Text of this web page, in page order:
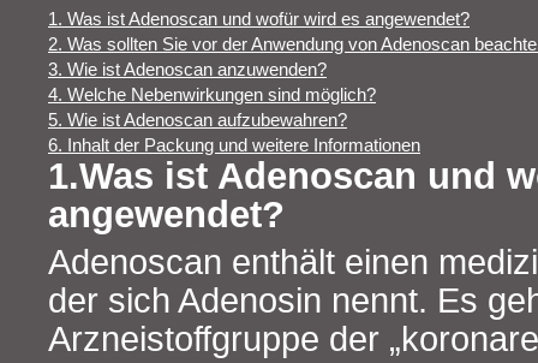
1. Was ist Adenoscan und wofür wird es angewendet?
2. Was sollten Sie vor der Anwendung von Adenoscan
3. Wie ist Adenoscan anzuwenden?
4. Welche Nebenwirkungen sind möglich?
5. Wie ist Adenoscan aufzubewahren?
6. Inhalt der Packung und weitere Informationen
1.Was ist Adenoscan und
angewendet?
Adenoscan enthält einen
der sich Adenosin nennt. Es
Arzneistoffgruppe der